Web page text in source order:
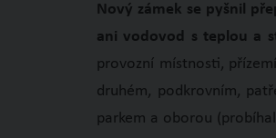
Nový zámek se pyšnil
ani vodovod s teplou a
provozní místnosti,
druhém, podkrovním,
parkem a oborou